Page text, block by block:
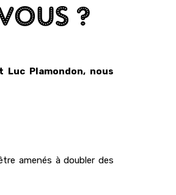
?
Luc Plamondon, nous
amenés à doubler des